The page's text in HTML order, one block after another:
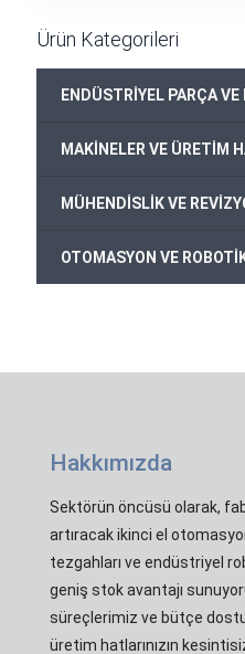
Ürün Kategorileri
ENDÜSTRİYEL PARÇA
MAKİNELER VE ÜRETİM
MÜHENDİSLİK VE
OTOMASYON VE
Hakkımızda
Sektörün öncüsü olarak,
artıracak ikinci el
tezgahları ve endüstriyel
geniş stok avantajı
süreçlerimiz ve bütçe
üretim hatlarınızın